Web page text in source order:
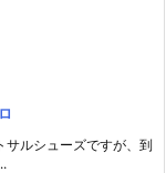
サルシューズですが、到